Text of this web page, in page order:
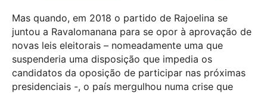
Mas quando, em 2018 o partido de Rajoelina se
juntou a Ravalomanana para se opor à aprovação de
novas leis eleitorais – nomeadamente uma que
suspenderia uma disposição que impedia os
candidatos da oposição de participar nas próximas
presidenciais -, o país mergulhou numa crise que